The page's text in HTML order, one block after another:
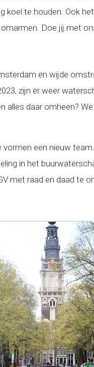
koel te houden. Ook
Doe jij met
en wijde
zijn er weer
alles daar omheen?
vormen een nieuw
in het
met raad en daad te